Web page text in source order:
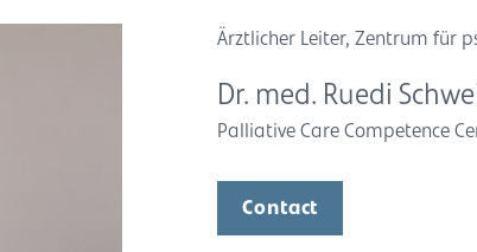
Ärztlicher Leiter, Zentrum für
Dr. med. Ruedi
Palliative Care Competence
Contact